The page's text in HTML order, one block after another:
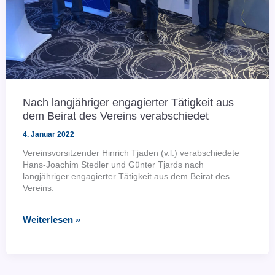
Nach langjähriger engagierter Tätigkeit aus
dem Beirat des Vereins verabschiedet
4. Januar 2022
Vereinsvorsitzender Hinrich Tjaden (v.l.) verabschiedete
Hans-Joachim Stedler und Günter Tjards nach
langjähriger engagierter Tätigkeit aus dem Beirat des
Vereins.
Nach
Weiterlesen »